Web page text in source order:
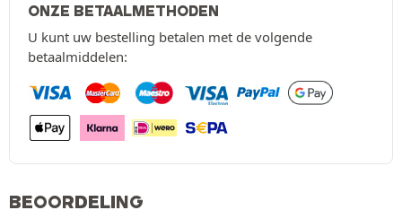
ONZE BETAALMETHODEN
U kunt uw bestelling betalen met de volgende
betaalmiddelen:
BEOORDELING